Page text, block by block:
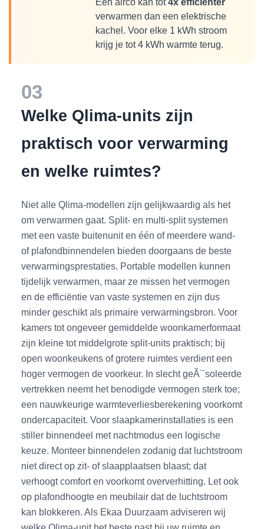
Een airco kan tot4x efficiënter
verwarmen dan een elektrische
kachel. Voor elke 1 kWh stroom
krijg je tot 4 kWh warmte terug.
03
Welke Qlima-units zijn
praktisch voor verwarming
en welke ruimtes?
Niet alle Qlima-modellen zijn gelijkwaardig als het
om verwarmen gaat. Split- en multi-split systemen
met een vaste buitenunit en één of meerdere wand-
of plafondbinnendelen bieden doorgaans de beste
verwarmingsprestaties. Portable modellen kunnen
tijdelijk verwarmen, maar ze missen het vermogen
en de efficiëntie van vaste systemen en zijn dus
minder geschikt als primaire verwarmingsbron. Voor
kamers tot ongeveer gemiddelde woonkamerformaat
zijn kleine tot middelgrote split-units praktisch; bij
open woonkeukens of grotere ruimtes verdient een
hoger vermogen de voorkeur. In slecht geÃ¯soleerde
vertrekken neemt het benodigde vermogen sterk toe;
een nauwkeurige warmteverliesberekening voorkomt
ondercapaciteit. Voor slaapkamerinstallaties is een
stiller binnendeel met nachtmodus een logische
keuze. Monteer binnendelen zodanig dat luchtstroom
niet direct op zit- of slaapplaatsen blaast; dat
verhoogt comfort en voorkomt oververhitting. Let ook
op plafondhoogte en meubilair dat de luchtstroom
kan blokkeren. Als Ekaa Duurzaam adviseren wij